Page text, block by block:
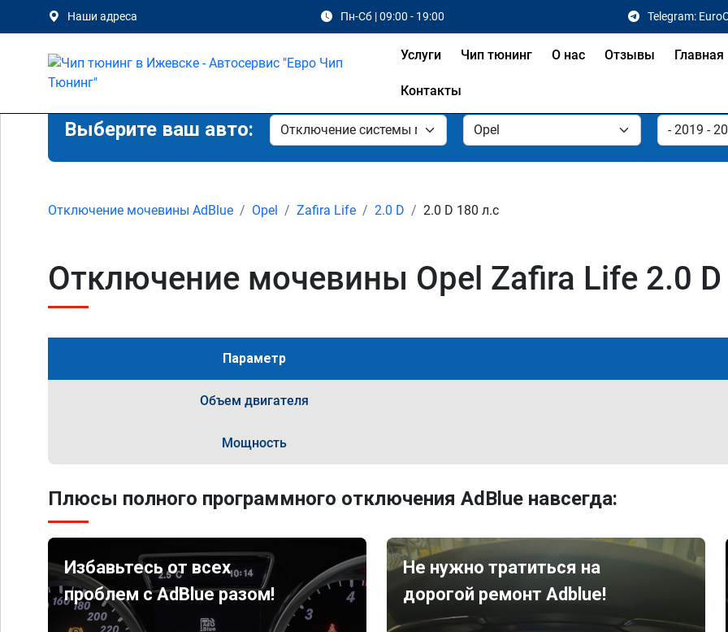
Наши адреса Пн-Сб | 09:00 - 19:00 Telegram:
Услуги Чип тюнинг О нас Отзывы Главная
Контакты
Выберите ваш авто:
Отключение мочевины AdBlue Opel Zafira Life 2.0 D 2.0 D 180 л.с
Отключение мочевины Opel Zafira Life 2.0
Параметр
Объем двигателя
Мощность
Плюсы полного программного отключения AdBlue навсегда:
Избавьтесь от всех
проблем с AdBlue разом!
Не нужно тратиться на
дорогой ремонт Adblue!